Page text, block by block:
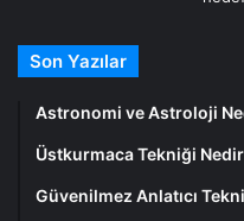
Son Yazılar
Astronomi ve Astroloji
Üstkurmaca Tekniği
Güvenilmez Anlatıcı